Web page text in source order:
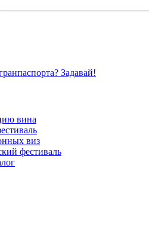
Задавай!
вина
виз
фестиваль